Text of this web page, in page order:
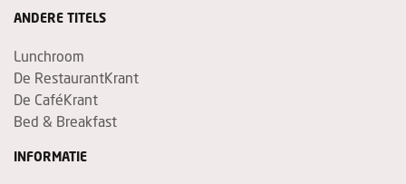
ANDERE TITELS
Lunchroom
De RestaurantKrant
De CaféKrant
Bed & Breakfast
INFORMATIE